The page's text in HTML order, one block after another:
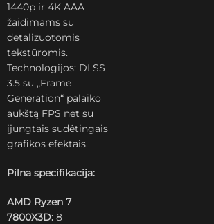
1440p ir 4K AAA
žaidimams su
detalizuotomis
tekstūromis.
Technologijos: DLSS
3.5 su „Frame
Generation“ palaiko
aukštą FPS net su
įjungtais sudėtingais
grafikos efektais.
Pilna specifikacija:
AMD Ryzen 7
7800X3D:8